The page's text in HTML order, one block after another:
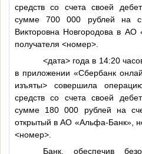
средств со счета своей
сумме 700 000 рублей на
Викторовна Новгородова в
получателя <номер>.
<дата>года в 14:20
в приложении «Сбербанк
изъяты>совершила
средств со счета своей
сумме 180 000 рублей на
открытый в АО «Альфа-Банк»,
<номер>.
Банк, обеспечив